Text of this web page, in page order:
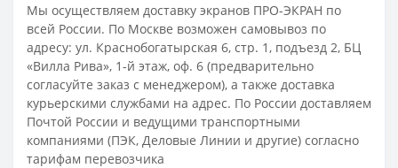
Мы осуществляем доставку экранов ПРО-ЭКРАН по
всей России. По Москве возможен самовывоз по
адресу: ул. Краснобогатырская 6, стр. 1, подъезд 2, БЦ
«Вилла Рива», 1-й этаж, оф. 6 (предварительно
согласуйте заказ с менеджером), а также доставка
курьерскими службами на адрес. По России доставляем
Почтой России и ведущими транспортными
компаниями (ПЭК, Деловые Линии и другие) согласно
тарифам перевозчика